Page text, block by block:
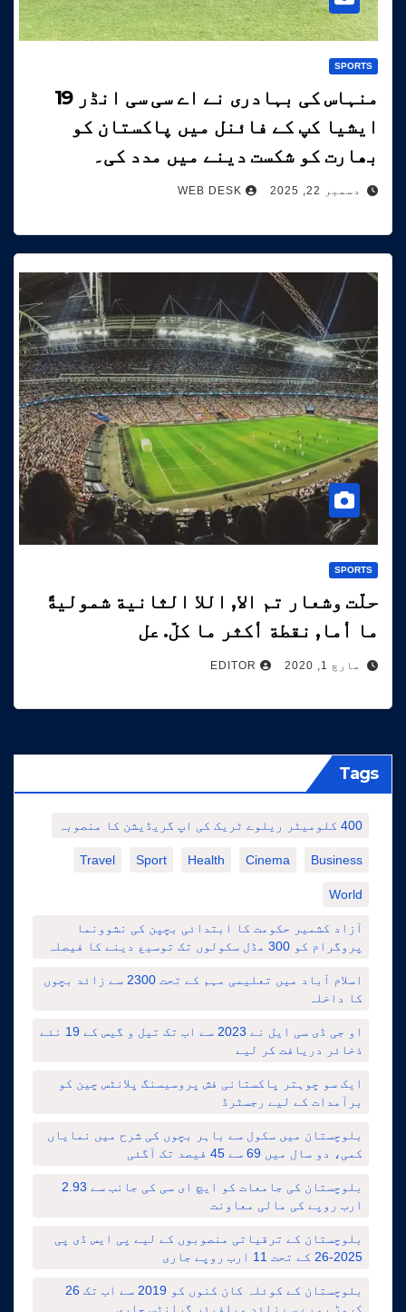
SPORTS
منہاس کی بہادری نے اے سی سی انڈر 19
ایشیا کپ کے فائنل میں پاکستان کو
بھارت کو شکست دینے میں مدد کی۔
دسمبر 22, 2025 WEB DESK
SPORTS
حلّت وشعار تم الا, اللا الثانية شموليةً
ما أما, نقطة أكثر ما كلّ. عل
مارچ 1, 2020 EDITOR
Tags
400 کلومیٹر ریلوے ٹریک کی اپ گریڈیشن کا منصوبہ
Business
Cinema
Health
Sport
Travel
World
آزاد کشمیر حکومت کا ابتدائی بچپن کی نشوونما
پروگرام کو 300 مڈل سکولوں تک توسیع دینے کا فیصلہ
اسلام آباد میں تعلیمی مہم کے تحت 2300 سے زائد بچوں
کا داخلہ
او جی ڈی سی ایل نے 2023 سے اب تک تیل و گیس کے 19 نئے
ذخائر دریافت کر لیے
ایک سو چوہتر پاکستانی فش پروسیسنگ پلانٹس چین کو
برآمدات کے لیے رجسٹرڈ
بلوچستان میں سکول سے باہر بچوں کی شرح میں نمایاں
کمی، دو سال میں 69 سے 45 فیصد تک آگئی
بلوچستان کی جامعات کو ایچ ای سی کی جانب سے 2.93
ارب روپے کی مالی معاونت
بلوچستان کے ترقیاتی منصوبوں کے لیے پی ایس ڈی پی
2025-26 کے تحت 11 ارب روپے جاری
بلوچستان کے کوئلہ کان کنوں کو 2019 سے اب تک 26
کروڑ روپے سے زائد ویلفیئر گرانٹس جاری